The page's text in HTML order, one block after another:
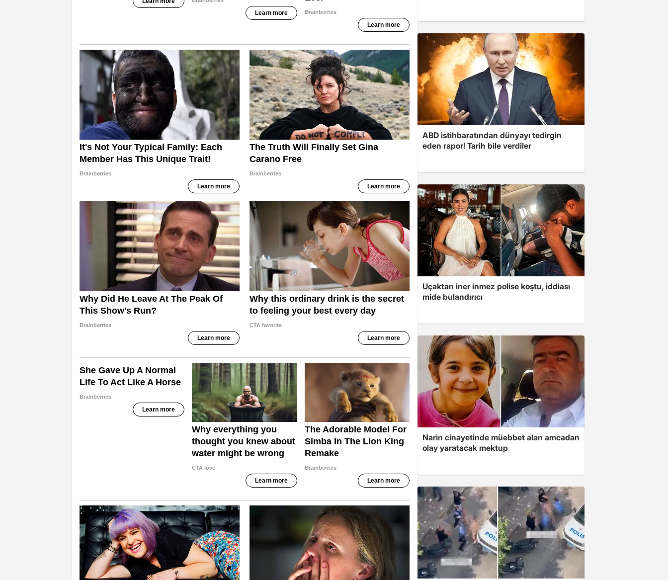
ABD istihbaratından dünyayı tedirgin
eden rapor! Tarih bile verdiler
Uçaktan iner inmez polise koştu, iddiası
mide bulandırıcı
Narin cinayetinde müebbet alan amcadan
olay yaratacak mektup